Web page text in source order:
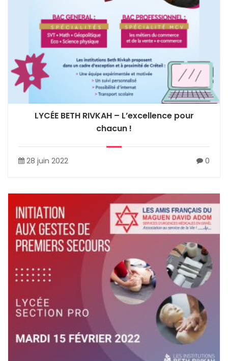
LYCÉE BETH RIVKAH – L’excellence pour
chacun !
28 juin 2022 0